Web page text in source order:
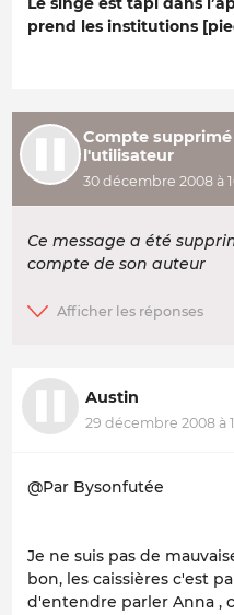
prend les institutions
Compte
l'utilisateur
30 décembre 2008 à
Ce message a été
compte de son auteur
Austin
29 décembre 2008 à
@Par Bysonfutée
Je ne suis pas de
bon, les caissières c'est
d'entendre parler Anna ,